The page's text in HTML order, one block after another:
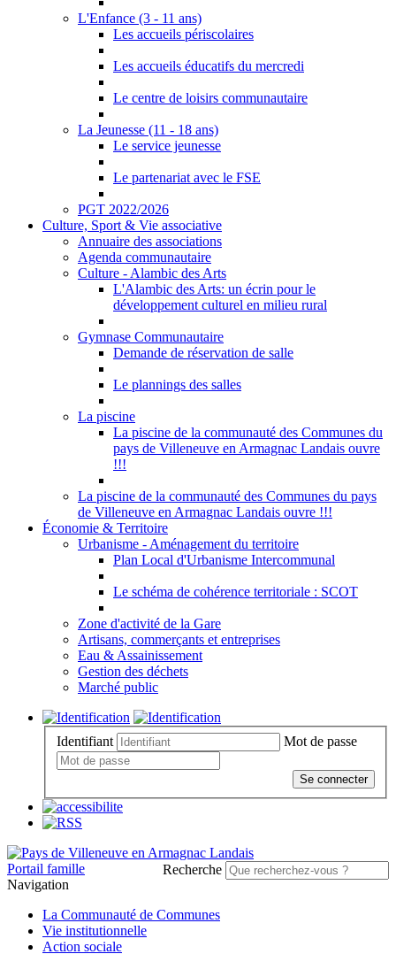
L'Enfance (3 - 11 ans)
Les accueils périscolaires
Les accueils éducatifs du mercredi
Le centre de loisirs communautaire
La Jeunesse (11 - 18 ans)
Le service jeunesse
Le partenariat avec le FSE
PGT 2022/2026
Culture, Sport & Vie associative
Annuaire des associations
Agenda communautaire
Culture - Alambic des Arts
L'Alambic des Arts: un écrin pour le
développement culturel en milieu rural
Gymnase Communautaire
Demande de réservation de salle
Le plannings des salles
La piscine
La piscine de la communauté des Communes du
pays de Villeneuve en Armagnac Landais ouvre
!!!
La piscine de la communauté des Communes du pays
de Villeneuve en Armagnac Landais ouvre !!!
Économie & Territoire
Urbanisme - Aménagement du territoire
Plan Local d'Urbanisme Intercommunal
Le schéma de cohérence territoriale : SCOT
Zone d'activité de la Gare
Artisans, commerçants et entreprises
Eau & Assainissement
Gestion des déchets
Marché public
Identifiant Mot de passe
Se connecter
Recherche
Portail famille
Navigation
La Communauté de Communes
Vie institutionnelle
Action sociale